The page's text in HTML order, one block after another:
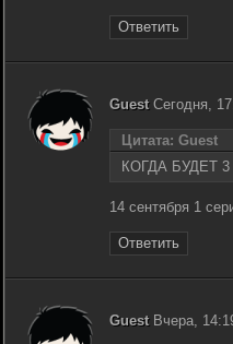
Ответить
GuestСегодня,
Цитата: Guest
КОГДА БУДЕТ
14 сентября 1
Ответить
GuestВчера,